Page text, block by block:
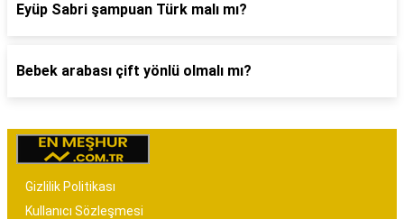
Eyüp Sabri şampuan Türk malı mı?
Bebek arabası çift yönlü olmalı mı?
Gizlilik Politikası
Kullanıcı Sözleşmesi